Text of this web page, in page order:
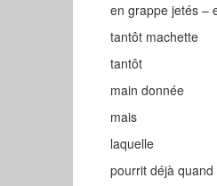
en grappe jetés –
tantôt machette
tantôt
main donnée
mais
laquelle
pourrit déjà quand